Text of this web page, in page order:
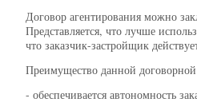
Договор агентирования можно
Представляется, что лучше
что заказчик-застройщик
Преимущество данной
- обеспечивается автономность